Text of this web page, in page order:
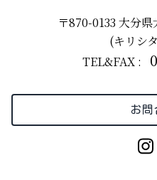
〒870-0133 大分
(キリシ
TEL&FAX :
お問